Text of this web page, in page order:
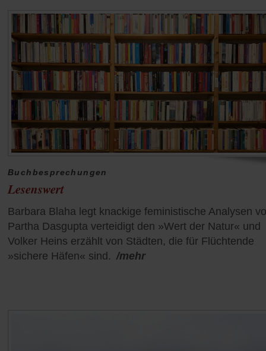
Buchbesprechungen
Lesenswert
Barbara Blaha legt knackige feministische Analysen
Partha Dasgupta verteidigt den »Wert der Natur« und
Volker Heins erzählt von Städten, die für Flüchtende
»sichere Häfen« sind. /mehr